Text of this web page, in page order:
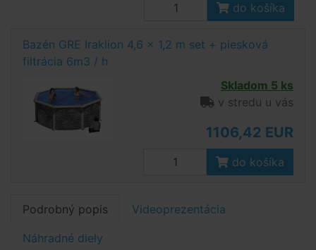
do košíka
Bazén GRE Iraklion 4,6 x 1,2 m set + piesková
filtrácia 6m3 / h
Skladom 5 ks
v stredu u vás
1106,42 EUR
do košíka
Podrobný popis Videoprezentácia
Náhradné diely